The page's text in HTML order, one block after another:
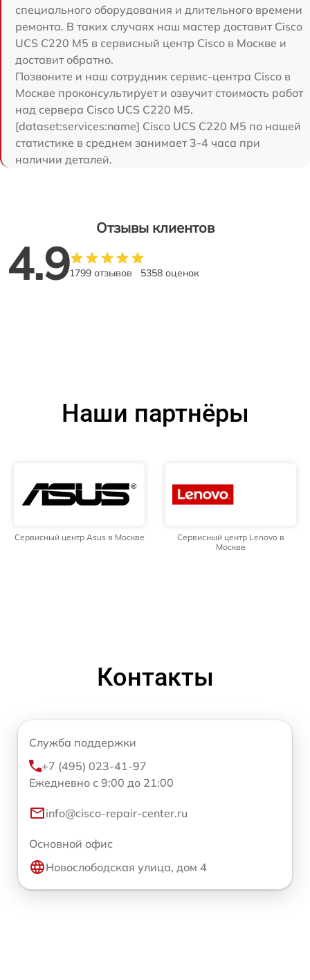
специального оборудования и длительного времени
ремонта. В таких случаях наш мастер доставит Cisco
UCS C220 M5 в сервисный центр Cisco в Москве и
доставит обратно.
Позвоните и наш сотрудник сервис-центра Cisco в
Москве проконсультирует и озвучит стоимость работ
над сервера Cisco UCS C220 M5.
[dataset:services:name] Cisco UCS C220 M5 по нашей
статистике в среднем занимает 3-4 часа при
наличии деталей.
Отзывы клиентов
4.91799 отзывов 5358 оценок
Наши партнёры
Сервисный центр Asus в Москве
Сервисный центр Lenovo в
Москве
Контакты
Служба поддержки
+7 (495) 023-41-97
Ежедневно с 9:00 до 21:00
info@cisco-repair-center.ru
Основной офис
Новослободская улица, дом 4